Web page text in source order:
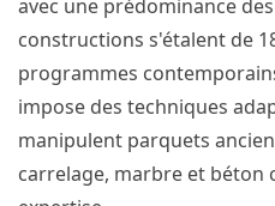
avec une prédominance des
constructions s'étalent de
programmes
impose des techniques
manipulent parquets
carrelage, marbre et béton